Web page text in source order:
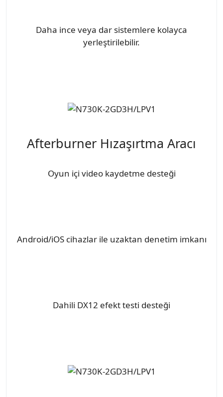
Daha ince veya dar sistemlere kolayca
yerleştirilebilir.
Afterburner Hızaşırtma Aracı
Oyun içi video kaydetme desteği
Android/iOS cihazlar ile uzaktan denetim imkanı
Dahili DX12 efekt testi desteği